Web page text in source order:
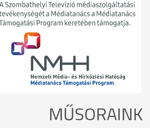
MŰSORAINK